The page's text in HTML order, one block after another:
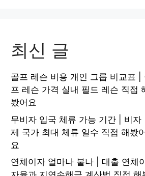
최신 글
골프 레슨 비용 개인 그룹 비교표 |
프 레슨 가격 실내 필드 레슨 직접
봤어요
무비자 입국 체류 가능 기간 | 비자
제 국가 최대 체류 일수 직접 해봤
요
연체이자 얼마나 붙나 | 대출 연체